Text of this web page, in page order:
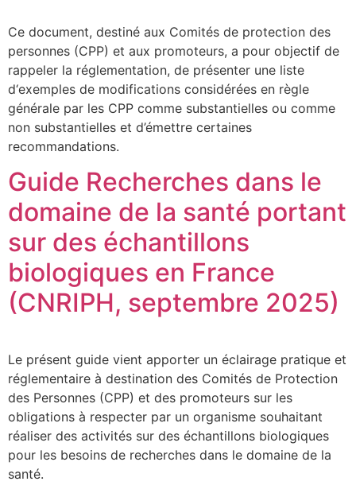
Ce document, destiné aux Comités de protection des
personnes (CPP) et aux promoteurs, a pour objectif de
rappeler la réglementation, de présenter une liste
d‘exemples de modifications considérées en règle
générale par les CPP comme substantielles ou comme
non substantielles et d’émettre certaines
recommandations.
Guide Recherches dans le
domaine de la santé portant
sur des échantillons
biologiques en France
(CNRIPH, septembre 2025)
Le présent guide vient apporter un éclairage pratique et
réglementaire à destination des Comités de Protection
des Personnes (CPP) et des promoteurs sur les
obligations à respecter par un organisme souhaitant
réaliser des activités sur des échantillons biologiques
pour les besoins de recherches dans le domaine de la
santé.